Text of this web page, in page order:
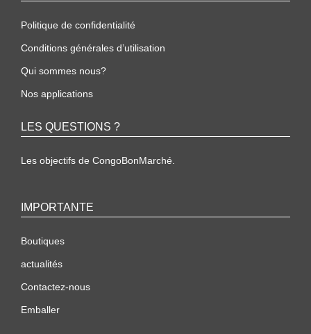
Politique de confidentialité
Conditions générales d’utilisation
Qui sommes nous?
Nos applications
LES QUESTIONS ?
Les objectifs de CongoBonMarché.
IMPORTANTE
Boutiques
actualités
Contactez-nous
Emballer